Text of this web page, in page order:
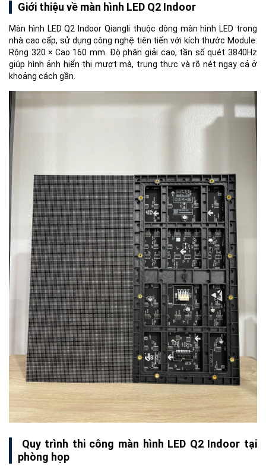
Giới thiệu về màn hình LED Q2 Indoor
Màn hình LED Q2 Indoor Qiangli thuộc dòng màn hình LED trong
nhà cao cấp, sử dụng công nghệ tiên tiến với kích thước Module:
Rộng 320 × Cao 160 mm. Độ phân giải cao, tần số quét 3840Hz
giúp hình ảnh hiển thị mượt mà, trung thực và rõ nét ngay cả ở
khoảng cách gần.
Quy trình thi công màn hình LED Q2 Indoor tại
phòng họp